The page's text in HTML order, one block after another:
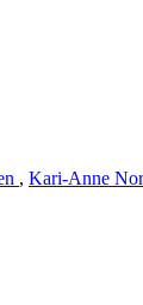
, Kari-Anne